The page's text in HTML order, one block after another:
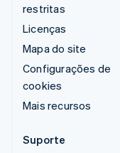
restritas
Licenças
Mapa do site
Configurações de
cookies
Mais recursos
Suporte